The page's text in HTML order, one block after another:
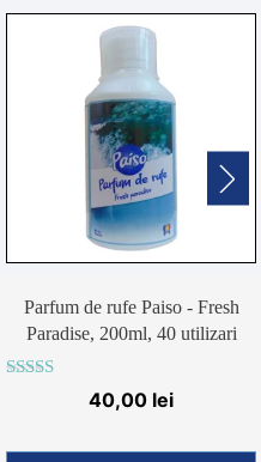
Parfum de rufe Paiso - Fresh
Paradise, 200ml, 40 utilizari
40,00 lei